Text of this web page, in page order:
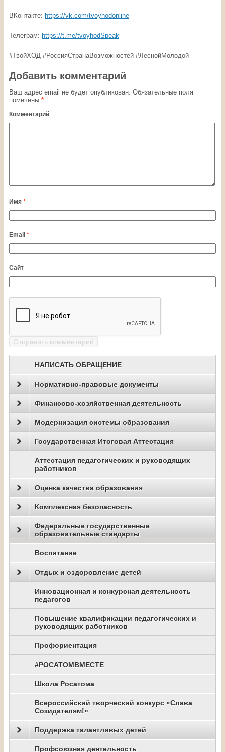
ВКонтакте: https://vk.com/tvoyhodonline
Телеграм: https://t.me/tvoyhodSpeak
#ТвойХОД #РоссияСтранаВозможностей #ЛеснойМолодой
Добавить комментарий
Ваш адрес email не будет опубликован. Обязательные поля
помечены *
Комментарий
Имя *
Email *
Сайт
НАПИСАТЬ ОБРАЩЕНИЕ
Нормативно-правовые документы
Финансово-хозяйственная деятельность
Модернизация системы образования
Государственная Итоговая Аттестация
Аттестация педагогических и руководящих
работников
Оценка качества образования
Комплексная безопасность
Федеральные государственные
образовательные стандарты
Воспитание
Отдых и оздоровление детей
Инновационная и конкурсная деятельность
педагогов
Повышение квалификации педагогических и
руководящих работников
Профориентация
#РОСАТОМВМЕСТЕ
Школа Росатома
Всероссийский творческий конкурс «Слава
Созидателям!»
Поддержка талантливых детей
Профсоюзная деятельность